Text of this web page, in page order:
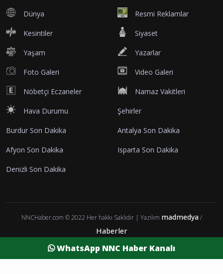
Dünya Resmi Reklamlar
Kesintiler Siyaset
Yaşam Yazarlar
Foto Galeri Video Galeri
Nöbetçi Eczaneler Namaz Vakitleri
Hava Durumu Şehirler
Burdur Son Dakika Antalya Son Dakika
Afyon Son Dakika Isparta Son Dakika
Denizli Son Dakika
NNCHaber.com © 2022 Her hakkı Saklıdır | Yazılım madmedya/
Haberler
WhatsApp NNC Haber Kanalı